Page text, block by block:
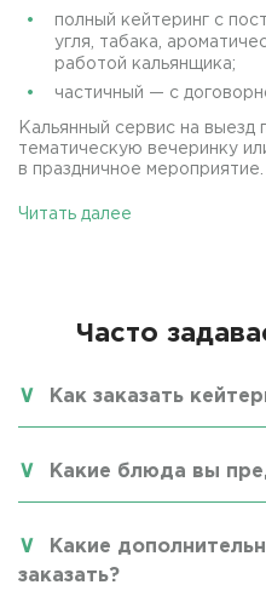
полный кейтеринг с
угля, табака,
работой кальянщика;
частичный — с
Кальянный сервис на выезд
тематическую вечеринку
в праздничное
Читать далее
Часто
Как заказать
Какие блюда вы
Какие
заказать?